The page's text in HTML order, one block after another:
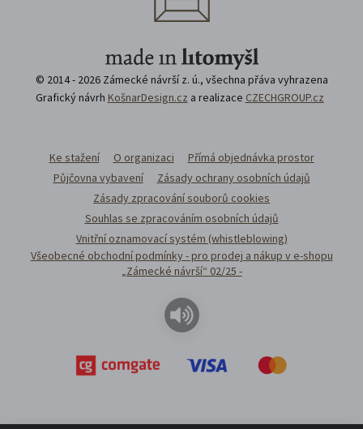
© 2014 - 2026 Zámecké návrší z. ú., všechna přáva vyhrazena
Grafický návrh KošnarDesign.cz a realizace CZECHGROUP.cz
Ke stažení O organizaci
Přímá objednávka prostor
Půjčovna vybavení
Zásady ochrany osobních údajů
Zásady zpracování souborů cookies
Souhlas se zpracováním osobních údajů
Vnitřní oznamovací systém (whistleblowing)
Všeobecné obchodní podmínky - pro prodej a nákup v e-shopu
„Zámecké návrší“ 02/25 -